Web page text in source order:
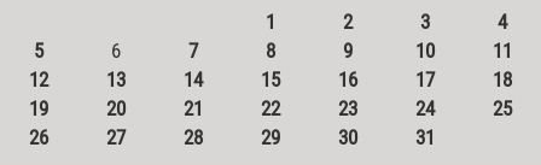
1
2 3
4
5
6 7 8 9 10
11
12
13 14 15 16 17
18
19
20 21 22 23 24
25
26
27 28 29 30 31